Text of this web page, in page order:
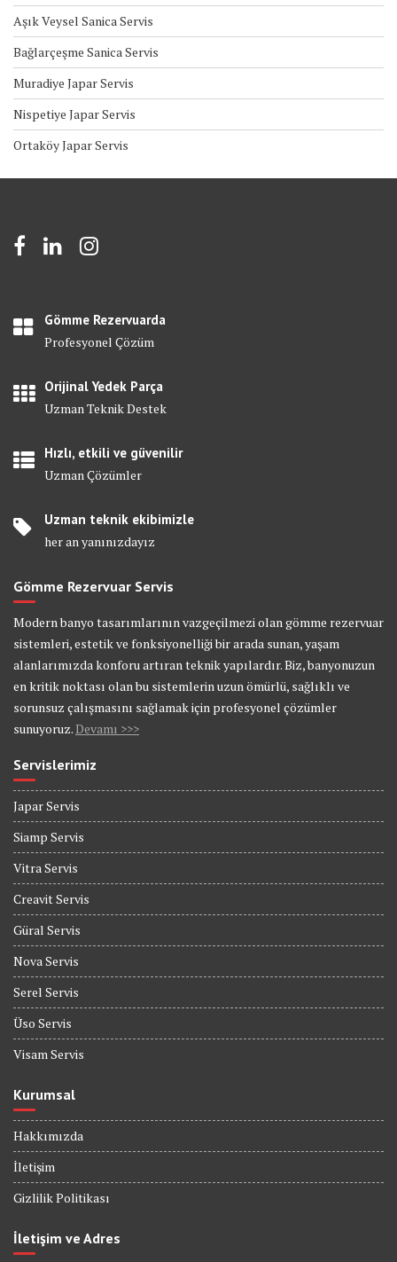
Aşık Veysel Sanica Servis
Bağlarçeşme Sanica Servis
Muradiye Japar Servis
Nispetiye Japar Servis
Ortaköy Japar Servis
Gömme Rezervuarda
Profesyonel Çözüm
Orijinal Yedek Parça
Uzman Teknik Destek
Hızlı, etkili ve güvenilir
Uzman Çözümler
Uzman teknik ekibimizle
her an yanınızdayız
Gömme Rezervuar Servis
Modern banyo tasarımlarının vazgeçilmezi olan gömme rezervuar
sistemleri, estetik ve fonksiyonelliği bir arada sunan, yaşam
alanlarımızda konforu artıran teknik yapılardır. Biz, banyonuzun
en kritik noktası olan bu sistemlerin uzun ömürlü, sağlıklı ve
sorunsuz çalışmasını sağlamak için profesyonel çözümler
sunuyoruz.Devamı >>>
Servislerimiz
Japar Servis
Siamp Servis
Vitra Servis
Creavit Servis
Güral Servis
Nova Servis
Serel Servis
Üso Servis
Visam Servis
Kurumsal
Hakkımızda
İletişim
Gizlilik Politikası
İletişim ve Adres